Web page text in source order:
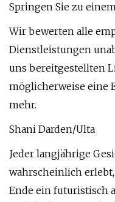
Springen Sie zu
Wir bewerten alle
Dienstleistungen
uns bereitgestellten
möglicherweise eine
mehr.
Shani Darden/Ulta
Jeder langjährige
wahrscheinlich
Ende ein futuristisch